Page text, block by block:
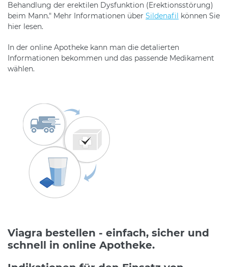
Behandlung der erektilen Dysfunktion (Erektionsstörung)
beim Mann." Mehr Informationen über Sildenafil
können Sie
hier lesen.
In der online Apotheke kann man die detalierten
Informationen bekommen und das passende Medikament
wählen.
Viagra bestellen - einfach, sicher und
schnell in online Apotheke.